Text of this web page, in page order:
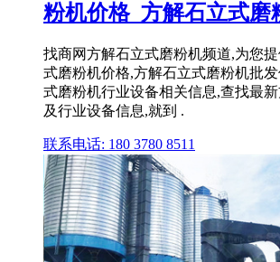
粉机价格_方解石立式磨
找商网方解石立式磨粉机频道,为您
式磨粉机价格,方解石立式磨粉机批
式磨粉机行业设备相关信息,查找最
及行业设备信息,就到 .
联系电话: 180 3780 8511